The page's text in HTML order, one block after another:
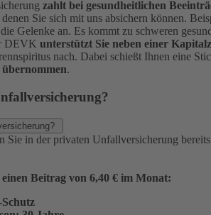
zahlt bei gesundheitlichen
Sie sich mit uns absichern können.
Gelenke an. Es kommt zu schweren
DEVK unterstützt Sie neben einer
nach. Dabei schießt Ihnen eine
.
Sie in der privaten Unfallversicherung
Beitrag von 6,40 € im Monat: